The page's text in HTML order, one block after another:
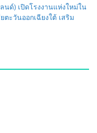
นด์) เปิดโรงงานแห่งใหม่ใน
ะวันออกเฉียงใต้ เสริม